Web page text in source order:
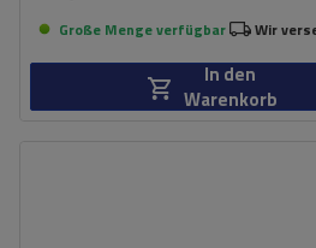
Große Menge verfügbar Wir
In den
Warenkorb